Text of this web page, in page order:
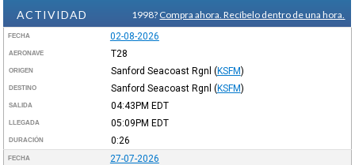
ACTIVIDAD
1998? Compra ahora. Recíbelo dentro de una hora.
FECHA 02-08-2026
AERONAVE T28
ORIGEN Sanford Seacoast Rgnl (KSFM)
DESTINO Sanford Seacoast Rgnl (KSFM)
SALIDA 04:43PM EDT
LLEGADA 05:09PM EDT
DURACIÓN 0:26
FECHA 27-07-2026